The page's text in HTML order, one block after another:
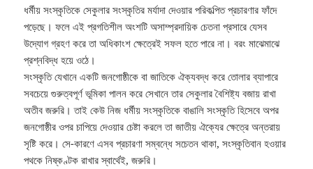
ধর্মীয় সংস্কৃতিকে সেকুলার সংস্কৃতির মর্যাদা দেওয়ার পরিকল্পিত প্রচারণার ফাঁদে
পড়েছে। ফলে এই প্রগতিশীল অংশটি অসাম্প্রদায়িক চেতনা প্রসারে যেসব
উদ্যোগ গ্রহণ করে তা অধিকাংশ ক্ষেত্রেই সফল হতে পারে না। বরং মাঝেমাঝে
প্রশ্নবিদ্ধ হয়ে ওঠে।
সংস্কৃতি যেখানে একটি জনগোষ্ঠীকে বা জাতিকে ঐক্যবদ্ধ করে তোলার ব্যাপারে
সবচেয়ে গুরুত্বপূর্ণ ভূমিকা পালন করে সেখানে তার সেকুলার বৈশিষ্ট্য বজায় রাখা
অতীব জরুরি। তাই কেউ নিজ ধর্মীয় সংস্কৃতিকে বাঙালি সংস্কৃতি হিসেবে অপর
জনগোষ্ঠীর ওপর চাপিয়ে দেওয়ার চেষ্টা করলে তা জাতীয় ঐক্যের ক্ষেত্রে অন্তরায়
সৃষ্টি করে। সে-কারণে এসব প্রচারণা সম্বন্ধে সচেতন থাকা, সংস্কৃতিবান হওয়ার
পথকে নিষ্কণ্টক রাখার স্বার্থেই, জরুরি।